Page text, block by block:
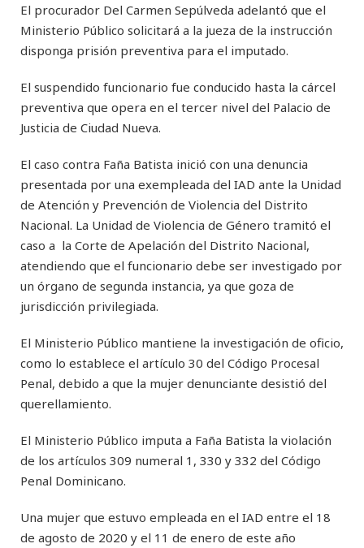
El procurador Del Carmen Sepúlveda adelantó que el
Ministerio Público solicitará a la jueza de la instrucción
disponga prisión preventiva para el imputado.
El suspendido funcionario fue conducido hasta la cárcel
preventiva que opera en el tercer nivel del Palacio de
Justicia de Ciudad Nueva.
El caso contra Faña Batista inició con una denuncia
presentada por una exempleada del IAD ante la Unidad
de Atención y Prevención de Violencia del Distrito
Nacional. La Unidad de Violencia de Género tramitó el
caso a la Corte de Apelación del Distrito Nacional,
atendiendo que el funcionario debe ser investigado por
un órgano de segunda instancia, ya que goza de
jurisdicción privilegiada.
El Ministerio Público mantiene la investigación de oficio,
como lo establece el artículo 30 del Código Procesal
Penal, debido a que la mujer denunciante desistió del
querellamiento.
El Ministerio Público imputa a Faña Batista la violación
de los artículos 309 numeral 1, 330 y 332 del Código
Penal Dominicano.
Una mujer que estuvo empleada en el IAD entre el 18
de agosto de 2020 y el 11 de enero de este año